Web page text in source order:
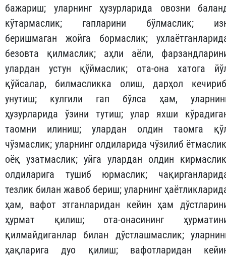
бажариш; уларнинг ҳузурларида овозни
кўтармаслик; гапларини бўлмаслик;
беришмаган жойга бормаслик;
безовта қилмаслик; аҳли аёли,
улардан устун қўймаслик; ота-она хатога
қўйсалар, билмасликка олиш, дарҳол
унутиш; кулгили гап бўлса ҳам,
ҳузурларида ўзини тутиш; улар яхши
таомни илиниш; улардан олдин таомга
чўзмаслик; уларнинг олдиларида чўзилиб
оёқ узатмаслик; уйга улардан олдин
олдиларига тушиб юрмаслик;
тезлик билан жавоб бериш; уларнинг
ҳам, вафот этганларидан кейин ҳам
ҳурмат қилиш; ота-онасининг
қилмайдиганлар билан дўстлашмаслик;
ҳақларига дуо қилиш; вафотларидан